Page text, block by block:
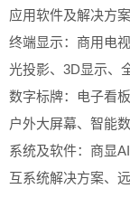
应用软件及解决方
终端显示：商用电
光投影、3D显示、
数字标牌：电子看
户外大屏幕、智能
系统及软件：商显
互系统解决方案、